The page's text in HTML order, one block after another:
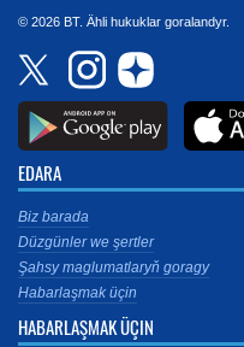
© 2026 BT. Ähli hukuklar goralandyr.
EDARA
Biz barada
Düzgünler we şertler
Şahsy maglumatlaryň goragy
Habarlaşmak üçin
HABARLAŞMAK ÜÇIN